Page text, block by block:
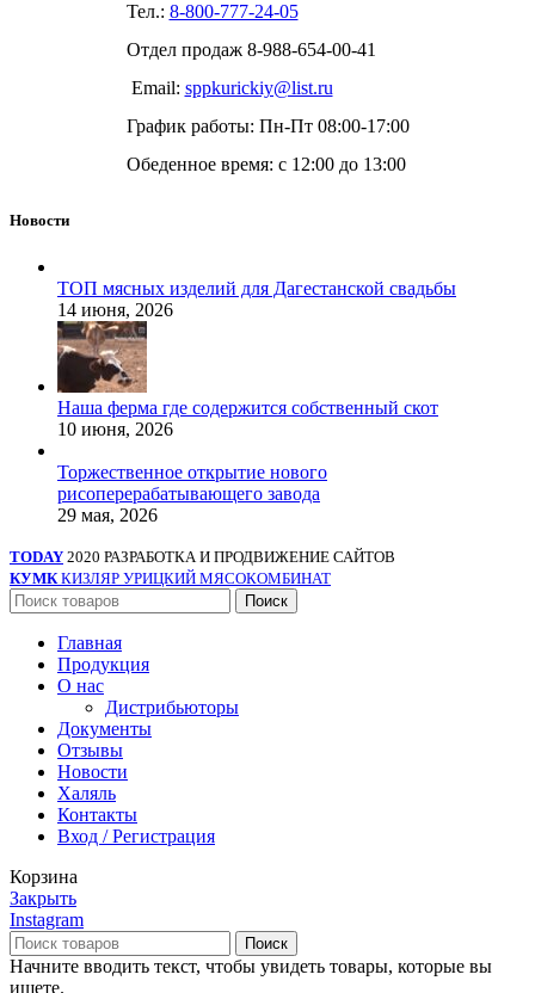
Тел.: 8-800-777-24-05
Отдел продаж 8-988-654-00-41
Email: sppkurickiy@list.ru
График работы: Пн-Пт 08:00-17:00
Обеденное время: с 12:00 до 13:00
Новости
ТОП мясных изделий для Дагестанской свадьбы
14 июня, 2026
Наша ферма где содержится собственный скот
10 июня, 2026
Торжественное открытие нового
рисоперерабатывающего завода
29 мая, 2026
TODAY 2020 РАЗРАБОТКА И ПРОДВИЖЕНИЕ САЙТОВ
КУМК КИЗЛЯР УРИЦКИЙ МЯСОКОМБИНАТ
Поиск
Главная
Продукция
О нас
Дистрибьюторы
Документы
Отзывы
Новости
Халяль
Контакты
Вход / Регистрация
Корзина
Закрыть
Instagram
Поиск
Начните вводить текст, чтобы увидеть товары, которые вы
ищете.